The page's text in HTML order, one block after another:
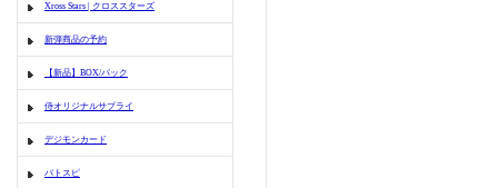
Xross Stars | クロススターズ
新弾商品の予約
【新品】BOX/パック
侍オリジナルサプライ
デジモンカード
バトスピ